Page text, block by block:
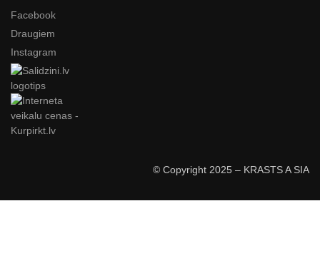
Facebook
Draugiem
Instagram
© Copyright 2025 – KRASTS A SIA